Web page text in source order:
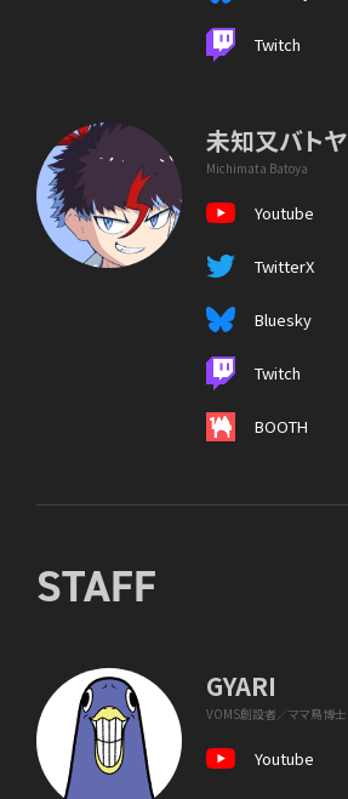
Twitch
未知又バトヤ
Michimata Batoya
Youtube
TwitterX
Bluesky
Twitch
BOOTH
STAFF
GYARI
VOMS創設者／ママ鳥博士
Youtube